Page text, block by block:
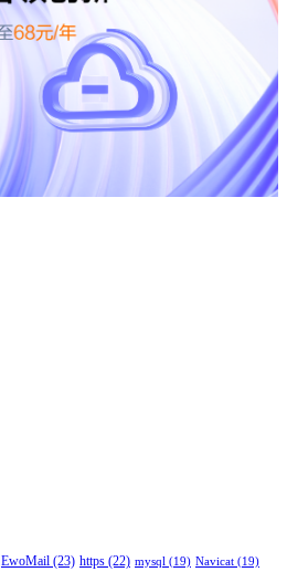
EwoMail (23) https (22) mysql (19) Navicat (19)